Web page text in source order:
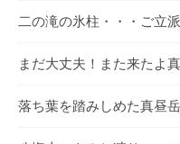
二の滝の氷柱・・・ご立派
まだ大丈夫！また来たよ
落ち葉を踏みしめた真昼岳